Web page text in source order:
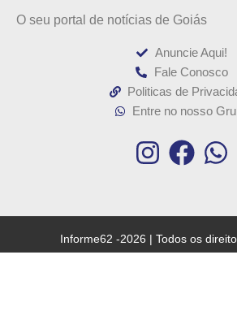
O seu portal de notícias de Goiás
Anuncie Aqui!
Fale Conosco
Politicas de
Entre no nosso
Informe62 -2026 | Todos os